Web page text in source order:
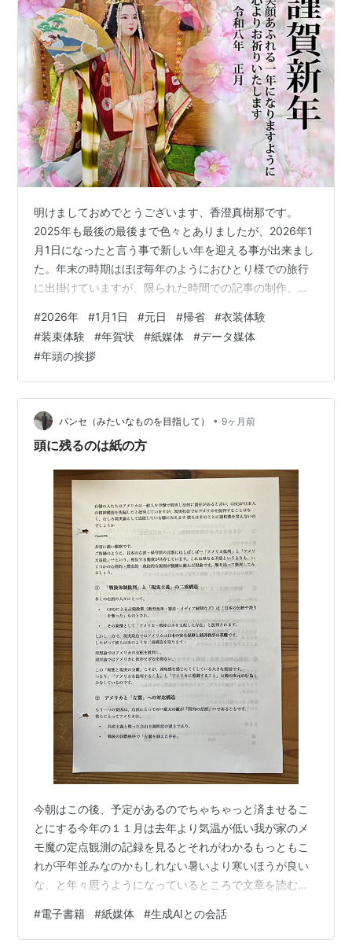
明けましておめでとうございます、香澄真樹那です。
2025年も最後の最後まで色々とありましたが、2026年1
月1日になったと言う事で新しい年を迎える事が出来まし
た。年末の時期はほぼ毎年のようにおひとり様での旅行
に出掛けていますが、限られた時間での記事の制作、文
いていますが、昨年、2025年の衣装体験や変身体験に絡
めての体験記の掲載も旅行記の掲載もまだ完全には終わ
っていない状態ではありますが、本年もどうぞ宜しくお
願い致します。 2026年になりました 4度目の年女になり
ます 2026年の年賀状です 平安装束姿の年賀状が続いて
いますが 今年こそは…
#2026年 #1月1日 #元日 #帰省 #衣装体験
#装束体験 #年賀状 #紙媒体 #データ媒体
#年頭の挨拶
パンセ（みたいなものを目指して） • 9ヶ月前
頭に残るのは紙の方
今朝はこの後、予定があるのでちゃちゃっと済ませるこ
とにする今年の１１月は去年より気温が低い我が家のメ
モ魔の定点観測の記録を見るとそれがわかるもっともこ
れが平年並みなのかもしれない暑いより寒いほうが良い
な、と年々思うようになっているところで文章を読むこ
ディスプレイ上のものとどう違うか実感したことがあっ
た面白半分に生成AIとかれこれ討論（？）したものをせ
#電子書籍 #紙媒体 #生成AIとの会話